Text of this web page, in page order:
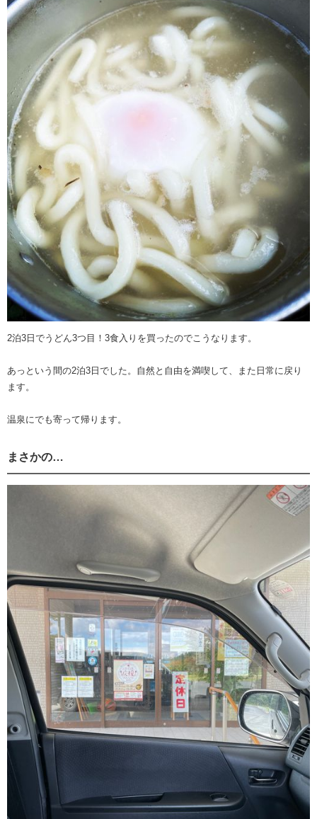
2泊3日でうどん3つ目！3食入りを買ったのでこうなります。
あっという間の2泊3日でした。自然と自由を満喫して、また日常に戻り
ます。
温泉にでも寄って帰ります。
まさかの…